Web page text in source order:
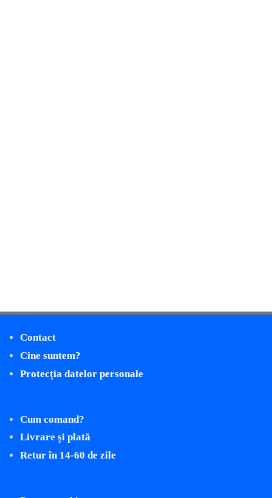
Contact
Cine suntem?
Protecţia datelor personale
Cum comand?
Livrare şi plată
Retur în 14-60 de zile